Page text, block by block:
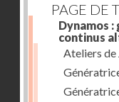
PAGE DE
Dynamos
continus
Ateliers de